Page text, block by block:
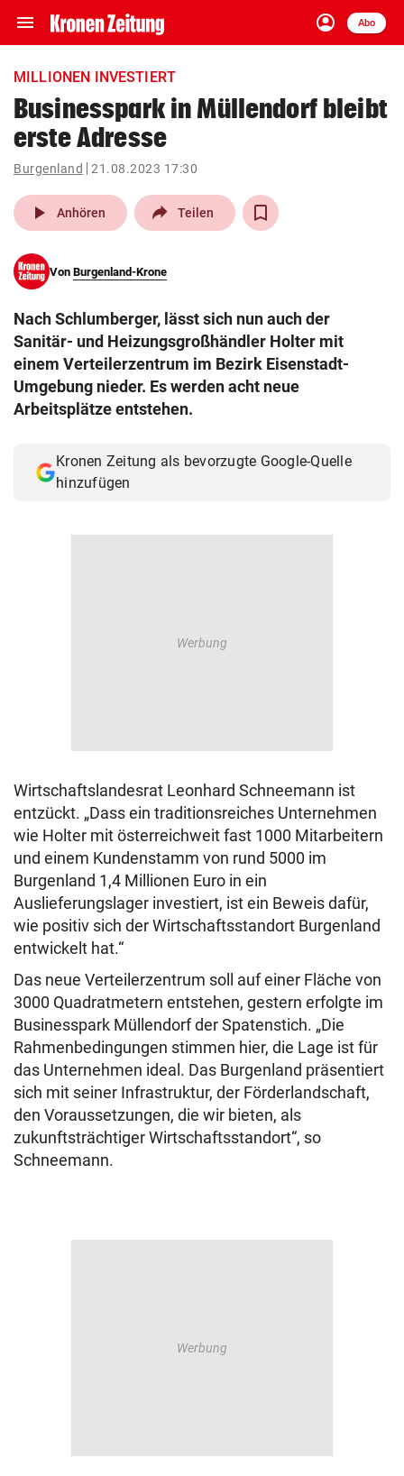
menu Navigation
ein-/ausklappen
account_circle
Anmelden
Abo
close Schließen
account_circle Anmelden
pin_drop
Wien arrow_right
search
eingeben
© Krone Multimedia GmbH & Co KG 2026
MILLIONEN INVESTIERT
Businesspark in Müllendorf bleibt
erste Adresse
Burgenland 21.08.2023 17:30
play_arrow Anhören Teilen
Von Burgenland-Krone
Nach Schlumberger, lässt sich nun auch der
Sanitär- und Heizungsgroßhändler Holter mit
einem Verteilerzentrum im Bezirk Eisenstadt-
Umgebung nieder. Es werden acht neue
Arbeitsplätze entstehen.
Kronen Zeitung als bevorzugte Google-Quelle
hinzufügen
Wirtschaftslandesrat Leonhard Schneemann ist
entzückt. „Dass ein traditionsreiches Unternehmen
wie Holter mit österreichweit fast 1000 Mitarbeitern
und einem Kundenstamm von rund 5000 im
Burgenland 1,4 Millionen Euro in ein
Auslieferungslager investiert, ist ein Beweis dafür,
wie positiv sich der Wirtschaftsstandort Burgenland
entwickelt hat.“
Das neue Verteilerzentrum soll auf einer Fläche von
3000 Quadratmetern entstehen, gestern erfolgte im
Businesspark Müllendorf der Spatenstich. „Die
Rahmenbedingungen stimmen hier, die Lage ist für
das Unternehmen ideal. Das Burgenland präsentiert
sich mit seiner Infrastruktur, der Förderlandschaft,
den Voraussetzungen, die wir bieten, als
zukunftsträchtiger Wirtschaftsstandort“, so
Schneemann.